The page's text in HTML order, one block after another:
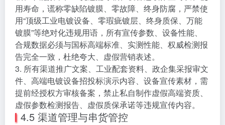
用寿命，谎称零缺陷镀膜、零故障、终身防腐，严禁使
用“顶级工业电镀设备、零瑕疵镀层、终身质保、万能
镀膜”等绝对化违规用语，所有宣传参数、设备性能、
合规数据必须与国标高端标准、实测性能、权威检测报
告完全一致，杜绝夸大、虚假营销表述。
3. 所有渠道推广文案、工业配套资料、政企集采报审文
件、高端电镀设备招投标演示内容、设备宣传素材，需
提前经授权方审核备案，禁止私自制作虚假高端资质、
虚假参数检测报告、虚假质保承诺等违规宣传内容。
4.5 渠道管理与串货管控